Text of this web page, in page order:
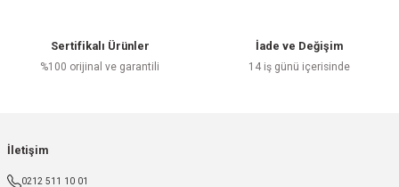
Sertifikalı Ürünler
%100 orijinal ve garantili
İade ve Değişim
14 iş günü içerisinde
İletişim
0212 511 10 01